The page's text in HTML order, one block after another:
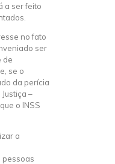
a ser feito
no fato
ser
de
se o
da perícia
–
o INSS
a
pessoas